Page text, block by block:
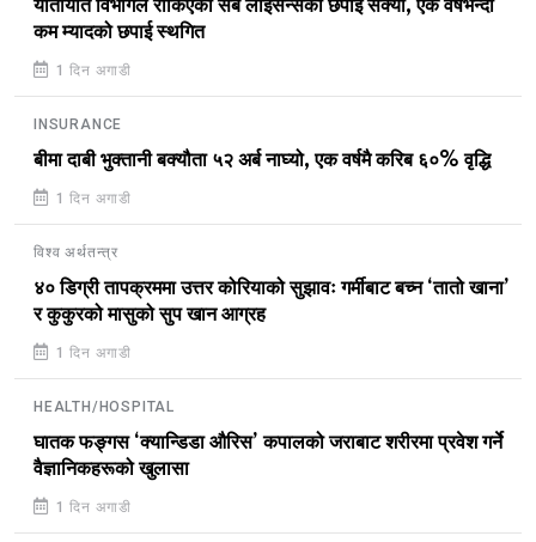
यातायात विभागले रोकिएका सबै लाइसेन्सको छपाइ सक्यो, एक वर्षभन्दा
कम म्यादको छपाई स्थगित
1 दिन अगाडी
INSURANCE
बीमा दाबी भुक्तानी बक्यौता ५२ अर्ब नाघ्यो, एक वर्षमै करिब ६०% वृद्धि
1 दिन अगाडी
विश्व अर्थतन्त्र
४० डिग्री तापक्रममा उत्तर कोरियाको सुझावः गर्मीबाट बच्न ‘तातो खाना’
र कुकुरको मासुको सुप खान आग्रह
1 दिन अगाडी
HEALTH/HOSPITAL
घातक फङ्गस ‘क्यान्डिडा औरिस’ कपालको जराबाट शरीरमा प्रवेश गर्ने
वैज्ञानिकहरूको खुलासा
1 दिन अगाडी